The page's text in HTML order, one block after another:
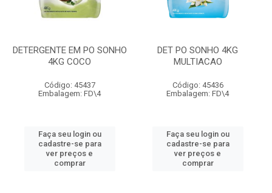
DETERGENTE EM PO SONHO
4KG COCO
Código: 45437
Embalagem: FD\4
Faça seu login ou
cadastre-se para
ver preços e
comprar
DET PO SONHO 4KG
MULTIACAO
Código: 45436
Embalagem: FD\4
Faça seu login ou
cadastre-se para
ver preços e
comprar